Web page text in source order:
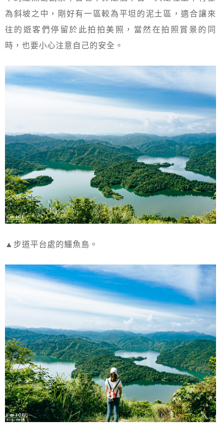
為斜坡之中，剛好有一區較為平坦的泥土區，適合讓來
往的遊客們停留於此拍拍美照，當然在拍照賞景的同
時，也要小心注意自己的安全。
▲步道平台處的鱷魚島。